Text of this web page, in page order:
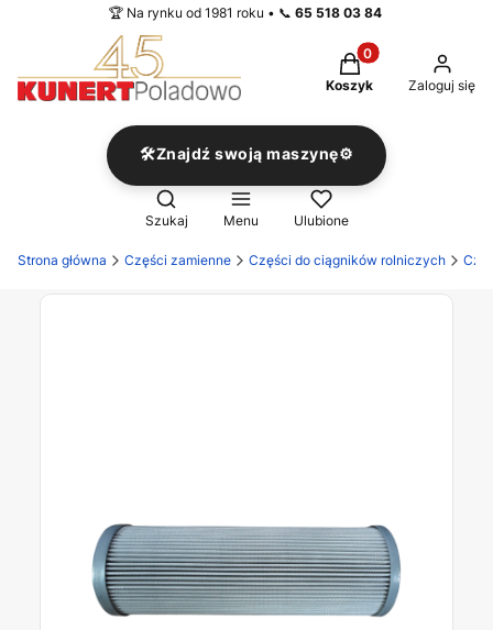
🏆 Na rynku od 1981 roku • 📞 65 518 03 84
Produkty w
Koszyk Zaloguj się
🛠️Znajdź swoją maszynę⚙️
Otwórz wyszukiwarkę
Szukaj Menu Ulubione
Strona główna Części zamienne Części do ciągników rolniczych